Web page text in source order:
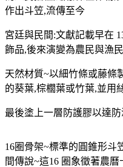
作出斗笠,流傳至今
宮廷與民間:文獻記載早在
飾品,後來演變為農民與漁
天然材質~以細竹條或藤條
的葵葉,棕櫚葉或竹葉,並用
最後塗上一層防護膠以達
16圈骨架~標準的圓錐形斗
間傳說~這16 圈象徵著農